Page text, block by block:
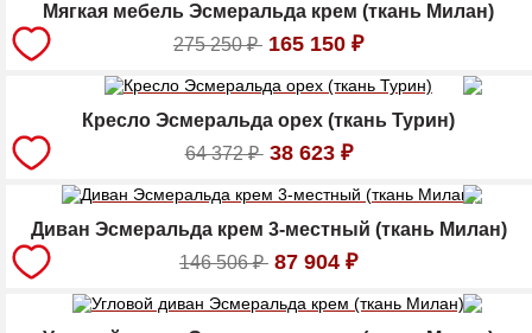
Мягкая мебель Эсмеральда крем (ткань Милан)
275 250₽ 165 150 ₽
Кресло Эсмеральда орех (ткань Турин)
64 372₽ 38 623 ₽
Диван Эсмеральда крем 3-местный (ткань Милан)
146 506₽ 87 904 ₽